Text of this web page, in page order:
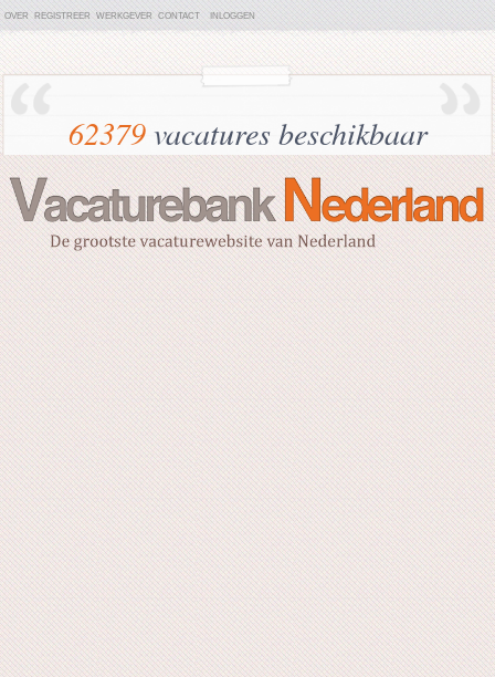
OVER REGISTREER WERKGEVER CONTACT INLOGGEN
62379vacatures beschikbaar